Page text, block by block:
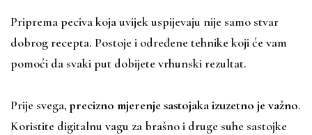
Priprema peciva koja uvijek uspijevaju nije samo stvar
dobrog recepta. Postoje i određene tehnike koji će vam
pomoći da svaki put dobijete vrhunski rezultat.
Prije svega,precizno mjerenje sastojaka izuzetno je važno.
Koristite digitalnu vagu za brašno i druge suhe sastojke